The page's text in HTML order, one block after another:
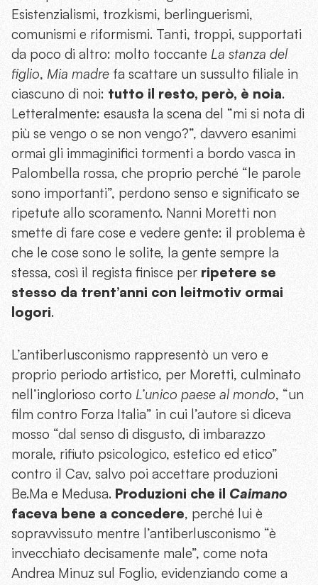
Esistenzialismi, trozkismi, berlinguerismi,
comunismi e riformismi. Tanti, troppi, supportati
da poco di altro: molto toccante La stanza del
figlio, Mia madre fa scattare un sussulto filiale in
ciascuno di noi: tutto il resto, però, è noia.
Letteralmente: esausta la scena del “mi si nota di
più se vengo o se non vengo?”, davvero esanimi
ormai gli immaginifici tormenti a bordo vasca in
Palombella rossa, che proprio perché “le parole
sono importanti”, perdono senso e significato se
ripetute allo scoramento. Nanni Moretti non
smette di fare cose e vedere gente: il problema è
che le cose sono le solite, la gente sempre la
stessa, così il regista finisce per ripetere se
stesso da trent’anni con leitmotiv ormai
logori.
L’antiberlusconismo rappresentò un vero e
proprio periodo artistico, per Moretti, culminato
nell’inglorioso corto L’unico paese al mondo, “un
film contro Forza Italia” in cui l’autore si diceva
mosso “dal senso di disgusto, di imbarazzo
morale, rifiuto psicologico, estetico ed etico”
contro il Cav, salvo poi accettare produzioni
Be.Ma e Medusa. Produzioni che il Caimano
faceva bene a concedere, perché lui è
sopravvissuto mentre l’antiberlusconismo “è
invecchiato decisamente male”, come nota
Andrea Minuz sul Foglio, evidenziando come a